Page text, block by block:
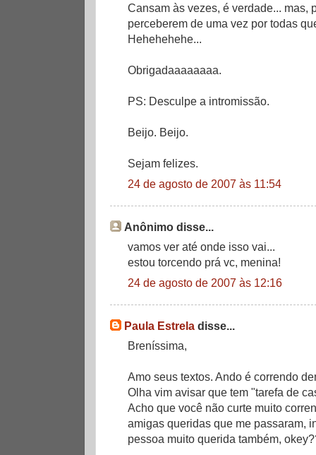
Cansam às vezes, é verdade... mas,
perceberem de uma vez por todas
Hehehehehe...
Obrigadaaaaaaaa.
PS: Desculpe a intromissão.
Beijo. Beijo.
Sejam felizes.
24 de agosto de 2007 às 11:54
Anônimo disse...
vamos ver até onde isso vai...
estou torcendo prá vc, menina!
24 de agosto de 2007 às 12:16
Paula Estrela disse...
Breníssima,
Amo seus textos. Ando é correndo
Olha vim avisar que tem "tarefa de
Acho que você não curte muito
amigas queridas que me passaram,
pessoa muito querida também,